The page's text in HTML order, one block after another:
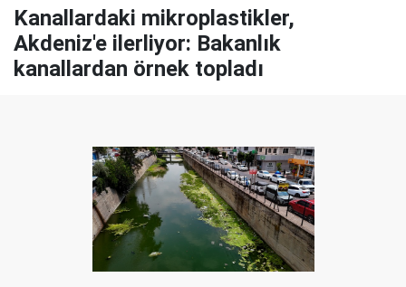
Kanallardaki mikroplastikler,
Akdeniz'e ilerliyor: Bakanlık
kanallardan örnek topladı